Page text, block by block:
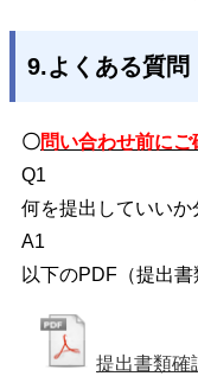
9.よくある質問
〇問い合わせ前に
Q1
何を提出していいか
A1
以下のPDF（提出
提出書類確